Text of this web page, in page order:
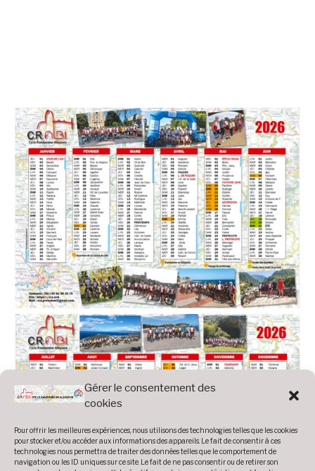
Gérer le consentement des
cookies
Pour offrir les meilleures expériences, nous utilisons des technologies telles que les cookies
pour stocker et/ou accéder aux informations des appareils. Le fait de consentir à ces
technologies nous permettra de traiter des données telles que le comportement de
navigation ou les ID uniques sur ce site. Le fait de ne pas consentir ou de retirer son